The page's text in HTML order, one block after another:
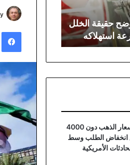
حقيقة الخلل
استهلاكه
تراجع أسعار الذهب دون 4000
انخفاض الطلب وسط
الأمريكية